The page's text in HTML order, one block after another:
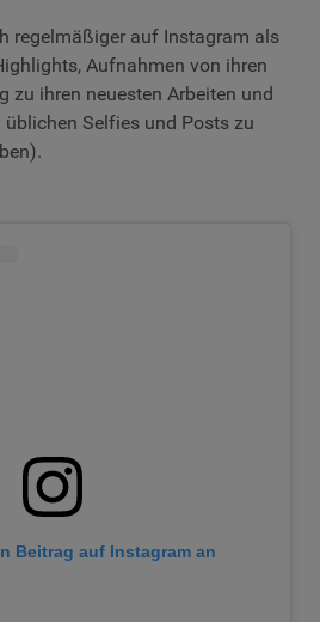
regelmäßiger auf Instagram als
Aufnahmen von ihren
zu ihren neuesten Arbeiten und
Selfies und Posts zu
Beitrag auf Instagram an